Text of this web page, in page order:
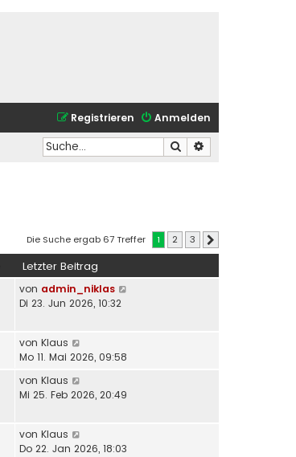
Anmelden
Registrieren
Suche
Die Suche ergab 67 Treffer 1 2 3
Letzter Beitrag
von admin_niklas
Di 23. Jun 2026, 10:32
von Klaus
Mo 11. Mai 2026, 09:58
von Klaus
Mi 25. Feb 2026, 20:49
von Klaus
Do 22. Jan 2026, 18:03